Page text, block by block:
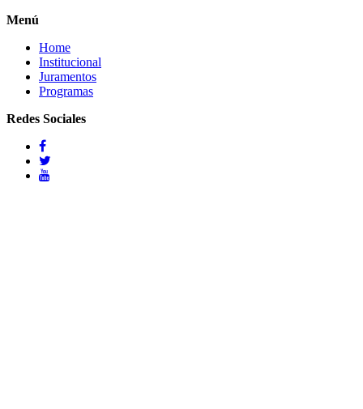
Menú
Home
Institucional
Juramentos
Programas
Redes Sociales